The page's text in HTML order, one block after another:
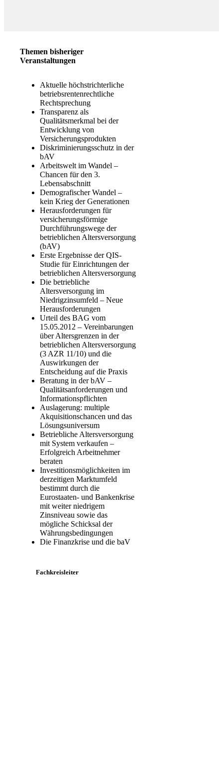
Themen bisheriger
Veranstaltungen
Aktuelle höchstrichterliche
betriebsrentenrechtliche
Rechtsprechung
Transparenz als
Qualitätsmerkmal bei der
Entwicklung von
Versicherungsprodukten
Diskriminierungsschutz in der
bAV
Arbeitswelt im Wandel –
Chancen für den 3.
Lebensabschnitt
Demografischer Wandel –
kein Krieg der Generationen
Herausforderungen für
versicherungsförmige
Durchführungswege der
betrieblichen Altersversorgung
(bAV)
Erste Ergebnisse der QIS-
Studie für Einrichtungen der
betrieblichen Altersversorgung
Die betriebliche
Altersversorgung im
Niedrigzinsumfeld – Neue
Herausforderungen
Urteil des BAG vom
15.05.2012 – Vereinbarungen
über Altersgrenzen in der
betrieblichen Altersversorgung
(3 AZR 11/10) und die
Auswirkungen der
Entscheidung auf die Praxis
Beratung in der bAV –
Qualitätsanforderungen und
Informationspflichten
Auslagerung: multiple
Akquisitionschancen und das
Lösungsuniversum
Betriebliche Altersversorgung
mit System verkaufen –
Erfolgreich Arbeitnehmer
beraten
Investitionsmöglichkeiten im
derzeitigen Marktumfeld
bestimmt durch die
Eurostaaten- und Bankenkrise
mit weiter niedrigem
Zinsniveau sowie das
mögliche Schicksal der
Währungsbedingungen
Die Finanzkrise und die baV
Fachkreisleiter